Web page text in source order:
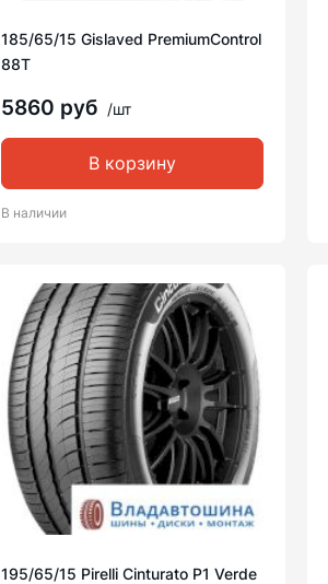
185/65/15 Gislaved PremiumControl
88T
5860 руб /шт
В корзину
В наличии
195/65/15 Pirelli Cinturato P1 Verde